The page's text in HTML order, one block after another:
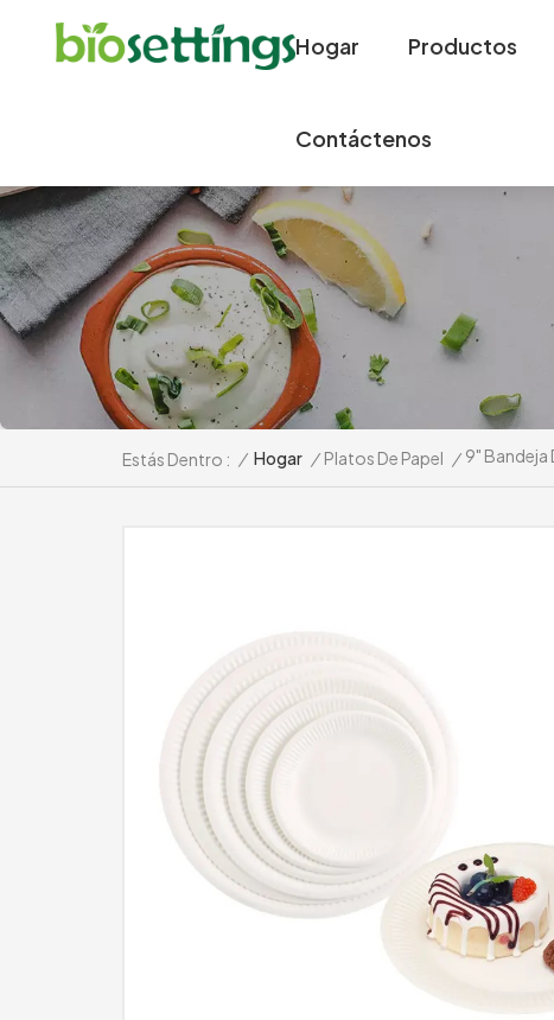
Hogar Productos
Contáctenos
Estás Dentro : / Hogar / Platos De Papel / 9" Bandeja